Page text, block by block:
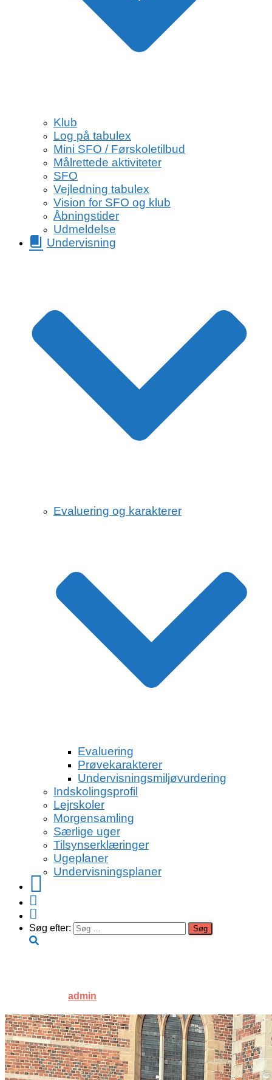
Klub
Log på tabulex
Mini SFO / Førskoletilbud
Målrettede aktiviteter
SFO
Vejledning tabulex
Vision for SFO og klub
Åbningstider
Udmeldelse
Undervisning
Evaluering og karakterer
Evaluering
Prøvekarakterer
Undervisningsmiljøvurdering
Indskolingsprofil
Lejrskoler
Morgensamling
Særlige uger
Tilsynserklæringer
Ugeplaner
Undervisningsplaner
Søg efter:
admin